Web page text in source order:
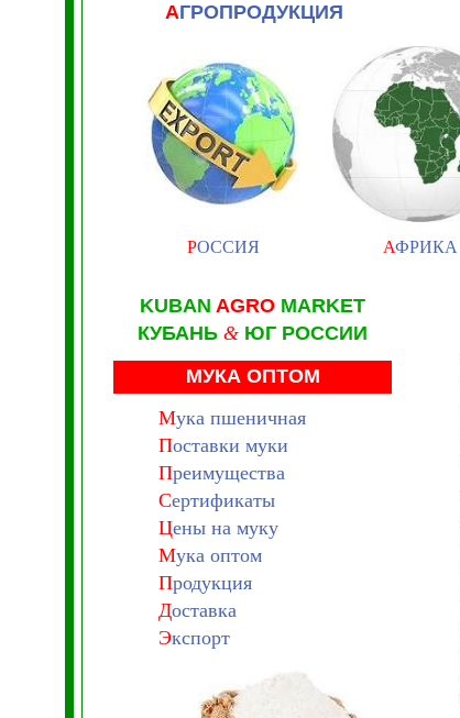
АГРОПРОДУКЦИЯ
РОССИЯ АФРИКА
KUBAN AGRO MARKET
КУБАНЬ & ЮГ РОССИИ
МУКА ОПТОМ
Мука пшеничная
Поставки муки
Преимущества
Сертификаты
Цены на муку
Мука оптом
Продукция
Доставка
Экспорт